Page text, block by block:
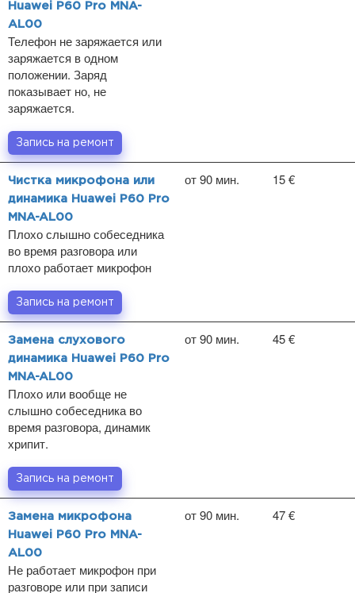
Huawei P60 Pro MNA-
AL00
Телефон не заряжается или
заряжается в одном
положении. Заряд
показывает но, не
заряжается.
Запись на ремонт
Чистка микрофона или
динамика Huawei P60 Pro
MNA-AL00
Плохо слышно собеседника
во время разговора или
плохо работает микрофон
от 90 мин. 15 €
Запись на ремонт
Замена слухового
динамика Huawei P60 Pro
MNA-AL00
Плохо или вообще не
слышно собеседника во
время разговора, динамик
хрипит.
от 90 мин. 45 €
Запись на ремонт
Замена микрофона
Huawei P60 Pro MNA-
AL00
Не работает микрофон при
разговоре или при записи
от 90 мин. 47 €